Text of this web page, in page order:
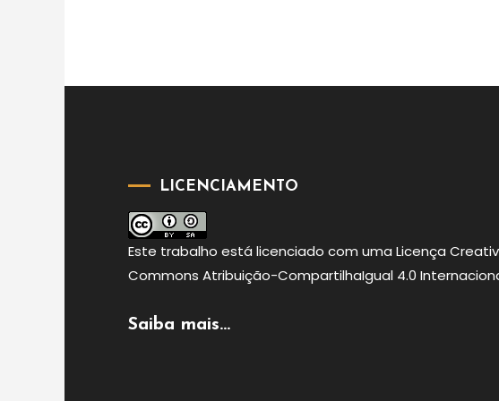
LICENCIAMENTO
Este trabalho está licenciado com uma Licença
Commons Atribuição-CompartilhaIgual 4.0
Saiba mais...